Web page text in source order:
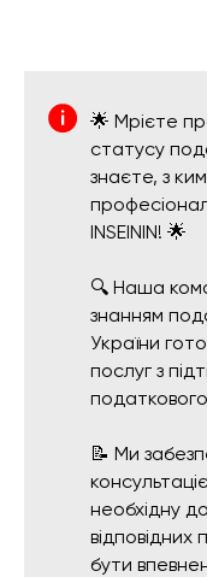
🌟 Мрієте
статусу
знаєте, з
INSEININ! 🌟
🔍 Наша
знанням
України
послуг з
📝 Ми
необхідну
бути